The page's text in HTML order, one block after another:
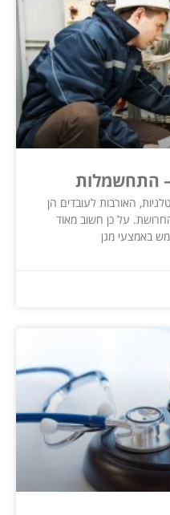
התחשמלות
האורבות לעובדים הן
על כן חשוב מאוד
באמצעי מגן